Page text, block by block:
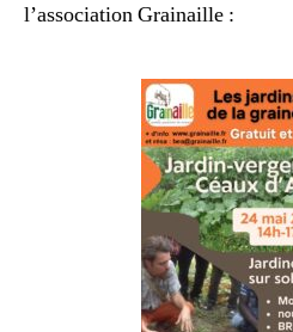
l’association Grainaille :